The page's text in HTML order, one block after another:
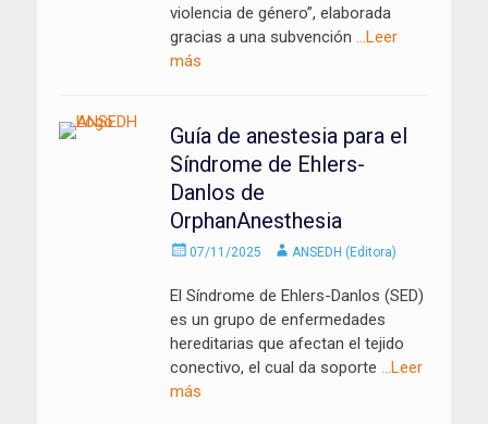
violencia de género”, elaborada
gracias a una subvención …Leer
más
Guía de anestesia para el
Síndrome de Ehlers-
Danlos de
OrphanAnesthesia
Enviado
07/11/2025 AutorANSEDH (Editora)
El Síndrome de Ehlers-Danlos (SED)
es un grupo de enfermedades
hereditarias que afectan el tejido
conectivo, el cual da soporte …Leer
más